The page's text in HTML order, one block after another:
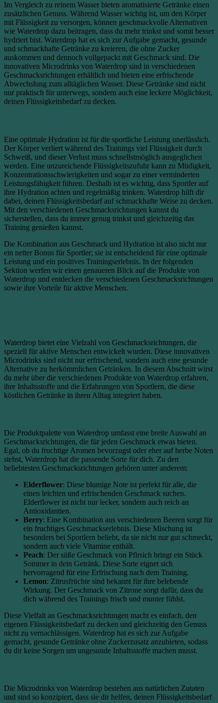
Im Vergleich zu reinem Wasser bieten aromatisierte Getränke einen
zusätzlichen Genuss. Während Wasser wichtig ist, um den Körper
mit Flüssigkeit zu versorgen, können geschmackvolle Alternativen
wie Waterdrop dazu beitragen, dass du mehr trinkst und somit besser
hydriert bist. Waterdrop hat es sich zur Aufgabe gemacht, gesunde
und schmackhafte Getränke zu kreieren, die ohne Zucker
auskommen und dennoch vollgepackt mit Geschmack sind. Die
innovativen Microdrinks von Waterdrop sind in verschiedenen
Geschmacksrichtungen erhältlich und bieten eine erfrischende
Abwechslung zum alltäglichen Wasser. Diese Getränke sind nicht
nur praktisch für unterwegs, sondern auch eine leckere Möglichkeit,
deinen Flüssigkeitsbedarf zu decken.
Eine optimale Hydration ist für die sportliche Leistung unerlässlich.
Der Körper verliert während des Trainings viel Flüssigkeit durch
Schweiß, und dieser Verlust muss schnellstmöglich ausgeglichen
werden. Eine unzureichende Flüssigkeitszufuhr kann zu Müdigkeit,
Konzentrationsschwierigkeiten und sogar zu einer verminderten
Leistungsfähigkeit führen. Deshalb ist es wichtig, dass Sportler auf
ihre Hydration achten und regelmäßig trinken. Waterdrop hilft dir
dabei, deinen Flüssigkeitsbedarf auf schmackhafte Weise zu decken.
Mit den verschiedenen Geschmacksrichtungen kannst du
sicherstellen, dass du immer genug trinkst und gleichzeitig das
Training genießen kannst.
Die Kombination aus Geschmack und Hydration ist also nicht nur
ein netter Bonus für Sportler; sie ist entscheidend für eine optimale
Leistung und ein positives Trainingserlebnis. In der folgenden
Sektion werfen wir einen genaueren Blick auf die Produkte von
Waterdrop und entdecken die verschiedenen Geschmacksrichtungen
sowie ihre Vorteile für aktive Menschen.
Waterdrop bietet eine Vielzahl von Geschmacksrichtungen, die
speziell für aktive Menschen entwickelt wurden. Diese innovativen
Microdrinks sind nicht nur erfrischend, sondern auch eine gesunde
Alternative zu herkömmlichen Getränken. In diesem Abschnitt wirst
du mehr über die verschiedenen Produkte von Waterdrop erfahren,
ihre Inhaltsstoffe und die Erfahrungen von Sportlern, die diese
köstlichen Getränke in ihren Alltag integriert haben.
Die Produktpalette von Waterdrop umfasst eine breite Auswahl an
Geschmacksrichtungen, die für jeden Geschmack etwas bieten.
Egal, ob du fruchtige Aromen bevorzugst oder eher auf herbe Noten
stehst, Waterdrop hat die passende Sorte für dich. Zu den
beliebtesten Geschmacksrichtungen gehören unter anderem:
Elderflower: Diese blumige Note ist perfekt für alle, die
einen leichten und erfrischenden Geschmack suchen.
Elderflower ist nicht nur lecker, sondern auch reich an
Antioxidantien.
Berry: Eine Kombination aus verschiedenen Beeren sorgt für
ein fruchtiges Geschmackserlebnis. Diese Mischung ist
besonders bei Sportlern beliebt, da sie nicht nur gut schmeckt,
sondern auch viele Vitamine enthält.
Peach: Der süße Geschmack von Pfirsich bringt ein Stück
Sommer in dein Getränk. Diese Sorte eignet sich
hervorragend für eine Erfrischung nach dem Training.
Lemon: Zitrusfrüchte sind bekannt für ihre belebende
Wirkung. Der Geschmack von Zitrone sorgt dafür, dass du
dich während des Trainings frisch und munter fühlst.
Diese Vielfalt an Geschmacksrichtungen macht es einfach, den
eigenen Flüssigkeitsbedarf zu decken und gleichzeitig den Genuss
nicht zu vernachlässigen. Waterdrop hat es sich zur Aufgabe
gemacht, gesunde Getränke ohne Zuckerzusatz anzubieten, sodass
du dir keine Sorgen um ungesunde Inhaltsstoffe machen musst.
Die Microdrinks von Waterdrop bestehen aus natürlichen Zutaten
und sind so konzipiert, dass sie dir helfen, deinen Flüssigkeitsbedarf